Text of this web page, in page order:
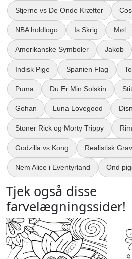
Stjerne vs De Onde Kræfter
NBA holdlogo Is Skrig Møl
Amerikanske Symboler Jakob
Indisk Pige Spanien Flag
Puma Du Er Min Solskin
Gohan Luna Lovegood
Stoner Rick og Morty Trippy
Godzilla vs Kong Realistisk
Nem Alice i Eventyrland Ond
Tjek også disse
farvelægningssider!